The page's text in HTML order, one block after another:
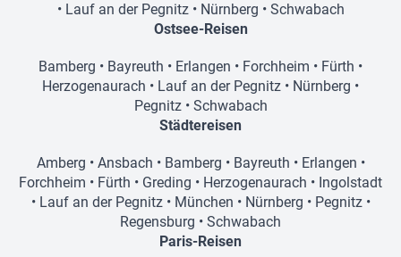
• Lauf an der Pegnitz• Nürnberg • Schwabach
Ostsee-Reisen
Bamberg • Bayreuth • Erlangen • Forchheim • Fürth •
Herzogenaurach • Lauf an der Pegnitz • Nürnberg •
Pegnitz• Schwabach
Städtereisen
Amberg • Ansbach • Bamberg • Bayreuth • Erlangen •
Forchheim • Fürth • Greding • Herzogenaurach • Ingolstadt
• Lauf an der Pegnitz• München • Nürnberg • Pegnitz•
Regensburg • Schwabach
Paris-Reisen